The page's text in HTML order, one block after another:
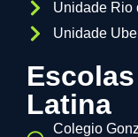
Unidade Rio
Unidade
Latina
Colegio